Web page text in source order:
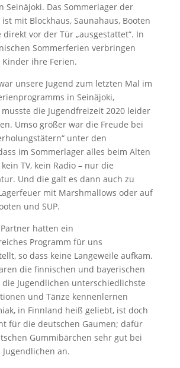
Seinäjoki. Das Sommerlager der
mit Blockhaus, Saunahaus, Booten
direkt vor der Tür „ausgestattet“. In
Sommerferien verbringen
ihre Ferien.
unsere Jugend zum letzten Mal im
in Seinäjoki,
die Jugendfreizeit 2020 leider
Umso größer war die Freude bei
unter den
im Sommerlager alles beim Alten
TV, kein Radio – nur die
Und die galt es dann auch zu
mit Marshmallows oder auf
und SUP.
hatten ein
Programm für uns
so dass keine Langeweile aufkam.
die finnischen und bayerischen
die Jugendlichen unterschiedlichste
und Tänze kennenlernen
in Finnland heiß geliebt, ist doch
für die deutschen Gaumen; dafür
Gummibärchen sehr gut bei
an.